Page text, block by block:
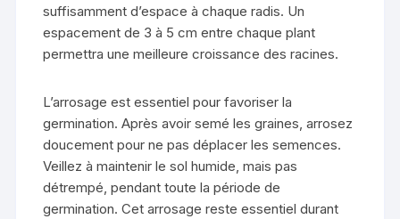
suffisamment d’espace à chaque radis. Un
espacement de 3 à 5 cm entre chaque plant
permettra une meilleure croissance des racines.
L’arrosage est essentiel pour favoriser la
germination. Après avoir semé les graines, arrosez
doucement pour ne pas déplacer les semences.
Veillez à maintenir le sol humide, mais pas
détrempé, pendant toute la période de
germination. Cet arrosage reste essentiel durant